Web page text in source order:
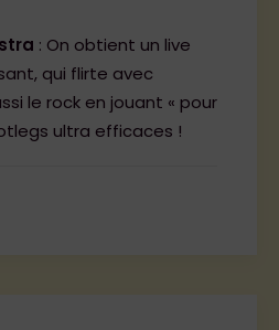
: On obtient un live
qui flirte avec
le rock en jouant « pour
ultra efficaces !